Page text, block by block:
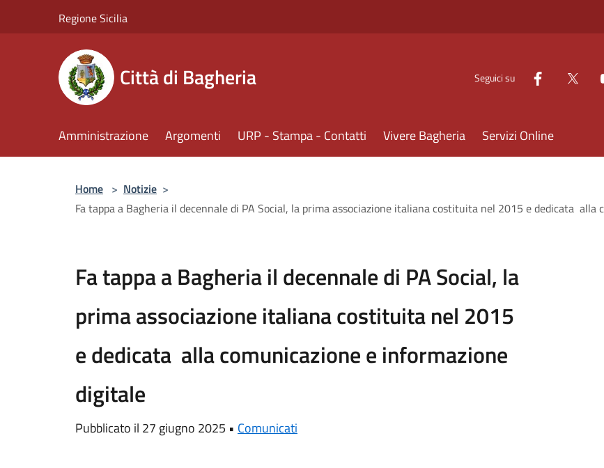
Regione Sicilia
Città di Bagheria Seguici su
Amministrazione Argomenti URP - Stampa - Contatti Vivere Bagheria Servizi Online
Home > Notizie >
Fa tappa a Bagheria il decennale di PA Social, la prima associazione italiana costituita nel 2015 e dedicata
Fa tappa a Bagheria il decennale di PA Social, la
prima associazione italiana costituita nel 2015
e dedicata alla comunicazione e informazione
digitale
Pubblicato il 27 giugno 2025 • Comunicati